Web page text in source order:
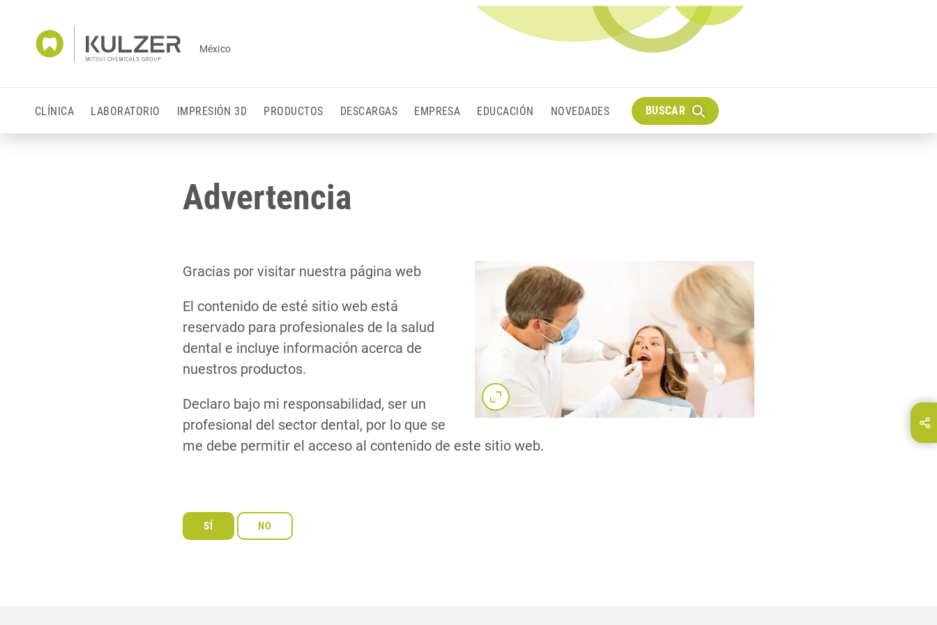
México
CLÍNICA LABORATORIO IMPRESIÓN 3D PRODUCTOS DESCARGAS EMPRESA EDUCACIÓN NOVEDADES BUSCAR
Compartir esta página
Advertencia
Gracias por visitar nuestra página web
El contenido de esté sitio web está
reservado para profesionales de la salud
dental e incluye información acerca de
nuestros productos.
Declaro bajo mi responsabilidad, ser un
profesional del sector dental, por lo que se
me debe permitir el acceso al contenido de este sitio web.